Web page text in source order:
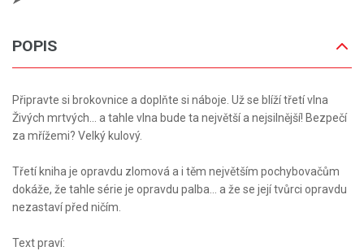
POPIS
Připravte si brokovnice a doplňte si náboje. Už se blíží třetí vlna
Živých mrtvých... a tahle vlna bude ta největší a nejsilnější! Bezpečí
za mřížemi? Velký kulový.
Třetí kniha je opravdu zlomová a i těm největším pochybovačům
dokáže, že tahle série je opravdu palba... a že se její tvůrci opravdu
nezastaví před ničím.
Text praví: